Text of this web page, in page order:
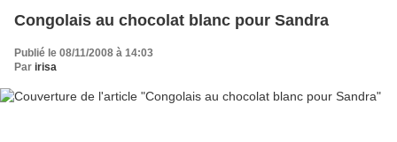
Congolais au chocolat blanc pour Sandra
Publié le 08/11/2008 à 14:03
Par irisa